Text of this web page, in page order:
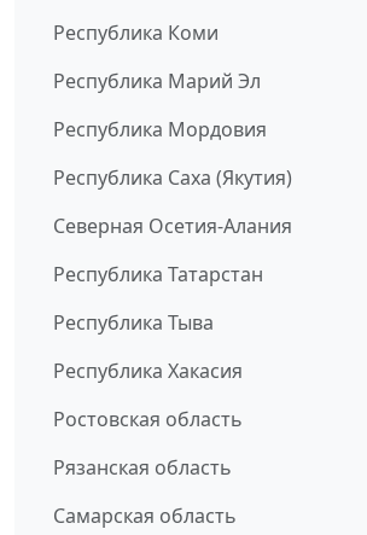
Республика Коми
Республика Марий Эл
Республика Мордовия
Республика Саха (Якутия)
Северная Осетия-Алания
Республика Татарстан
Республика Тыва
Республика Хакасия
Ростовская область
Рязанская область
Самарская область